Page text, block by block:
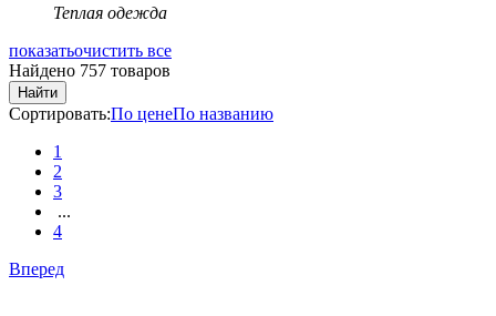
Теплая одежда
показатьочистить все
Найдено 757 товаров
Найти
Сортировать:По ценеПо названию
1
2
3
...
4
Вперед